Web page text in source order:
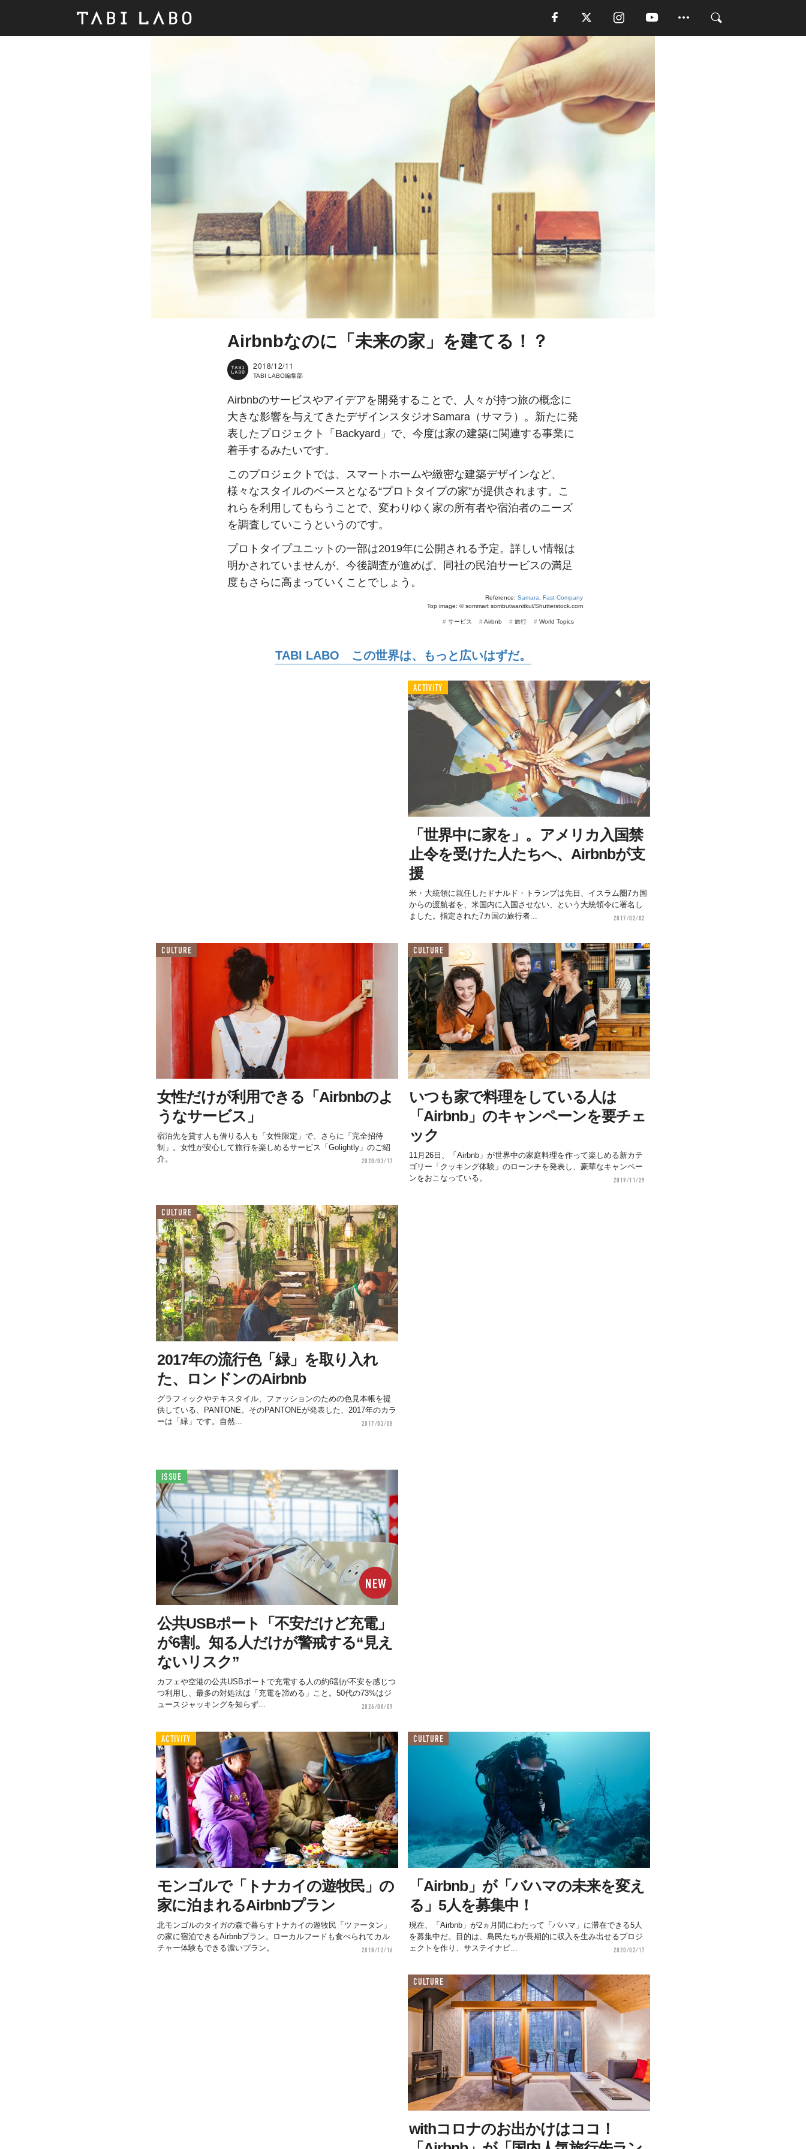
Airbnbなのに「未来の家」を建てる！？
2018/12/11
TABI LABO編集部
Airbnbのサービスやアイデアを開発することで、人々が持つ旅の概念に
大きな影響を与えてきたデザインスタジオSamara（サマラ）。新たに発
表したプロジェクト「Backyard」で、今度は家の建築に関連する事業に
着手するみたいです。
このプロジェクトでは、スマートホームや緻密な建築デザインなど、
様々なスタイルのベースとなる“プロトタイプの家”が提供されます。こ
れらを利用してもらうことで、変わりゆく家の所有者や宿泊者のニーズ
を調査していこうというのです。
プロトタイプユニットの一部は2019年に公開される予定。詳しい情報は
明かされていませんが、今後調査が進めば、同社の民泊サービスの満足
度もさらに高まっていくことでしょう。
Reference: Samara, Fast Company
Top image: ©sommart sombutwanitkul/Shutterstock.com
# World Topics
# 旅行
#Airbnb
# サービス
TABI LABO この世界は、もっと広いはずだ。
ACTIVITY
「世界中に家を」。アメリカ入国禁
止令を受けた人たちへ、Airbnbが支
援
米・大統領に就任したドナルド・トランプは先日、イスラム圏7カ国
からの渡航者を、米国内に入国させない、という大統領令に署名し
ました。指定された7カ国の旅行者...
2017/02/02
CULTURE
女性だけが利用できる「Airbnbのよ
うなサービス」
宿泊先を貸す人も借りる人も「女性限定」で、さらに「完全招待
制」。女性が安心して旅行を楽しめるサービス「Golightly」のご紹
介。
2020/03/17
CULTURE
いつも家で料理をしている人は
「Airbnb」のキャンペーンを要チェ
ック
11月26日、「Airbnb」が世界中の家庭料理を作って楽しめる新カテ
ゴリー「クッキング体験」のローンチを発表し、豪華なキャンペー
ンをおこなっている。
2019/11/29
CULTURE
2017年の流行色「緑」を取り入れ
た、ロンドンのAirbnb
グラフィックやテキスタイル、ファッションのための色見本帳を提
供している、PANTONE。そのPANTONEが発表した、2017年のカラ
ーは「緑」です。自然...
2017/02/08
ISSUE
公共USBポート「不安だけど充電」
が6割。知る人だけが警戒する“見え
ないリスク”
カフェや空港の公共USBポートで充電する人の約6割が不安を感じつ
つ利用し、最多の対処法は「充電を諦める」こと。50代の73%はジ
ュースジャッキングを知らず...
2026/08/09
ACTIVITY
モンゴルで「トナカイの遊牧民」の
家に泊まれるAirbnbプラン
北モンゴルのタイガの森で暮らすトナカイの遊牧民「ツァータン」
の家に宿泊できるAirbnbプラン。ローカルフードも食べられてカル
チャー体験もできる濃いプラン。
2018/12/16
CULTURE
「Airbnb」が「バハマの未来を変え
る」5人を募集中！
現在、「Airbnb」が2ヵ月間にわたって「バハマ」に滞在できる5人
を募集中だ。目的は、島民たちが長期的に収入を生み出せるプロジ
ェクトを作り、サステイナビ...
2020/02/17
CULTURE
withコロナのお出かけはココ！